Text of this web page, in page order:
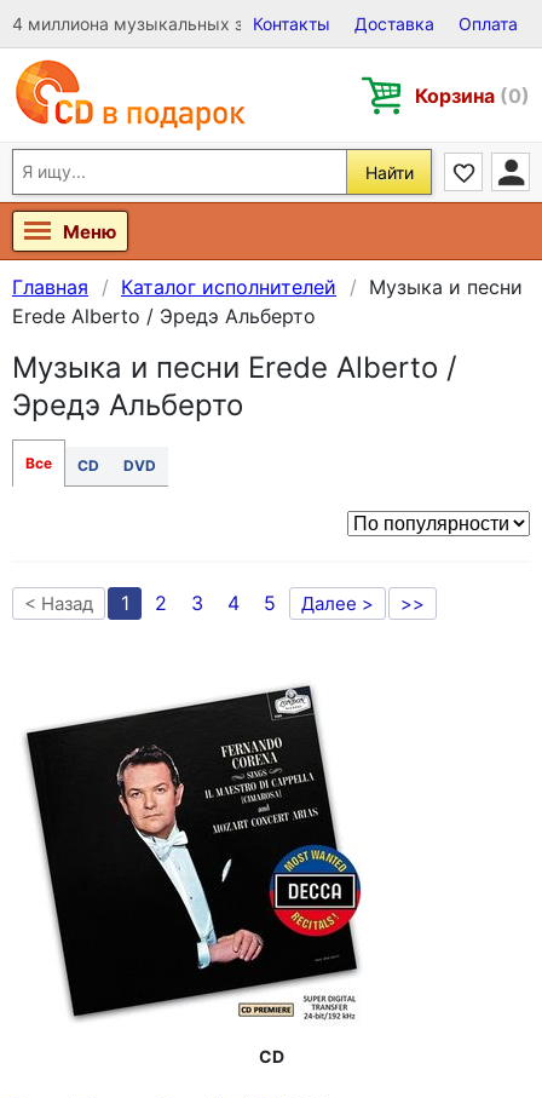
4 миллиона музыкальных записей на Виниле, CD и DVD
Контакты Доставка Оплата
Корзина (0)
Найти
Меню
Главная Каталог исполнителей
Музыка и песни
Erede Alberto / Эредэ Альберто
Музыка и песни Erede Alberto /
Эредэ Альберто
Все CD DVD
< Назад 1 2 3 4 5 Далее > >>
CD